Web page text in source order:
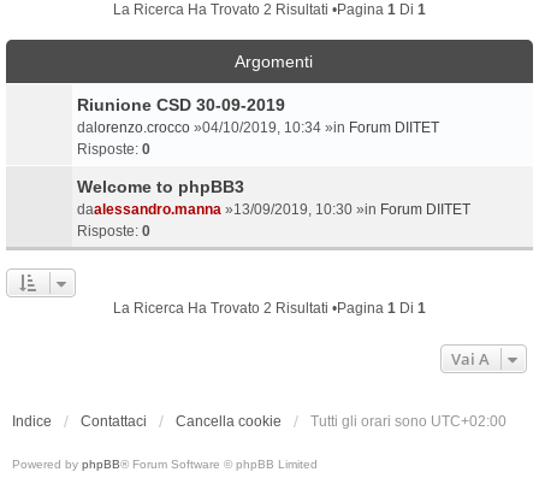
La Ricerca Ha Trovato 2 Risultati •Pagina 1 Di 1
Argomenti
Riunione CSD 30-09-2019
da lorenzo.crocco »04/10/2019, 10:34 »in Forum DIITET
Risposte: 0
Welcome to phpBB3
daalessandro.manna »13/09/2019, 10:30 »in Forum DIITET
Risposte: 0
La Ricerca Ha Trovato 2 Risultati •Pagina 1 Di 1
Vai A
Indice Contattaci Cancella cookie Tutti gli orari sono UTC+02:00
Powered by phpBB® Forum Software © phpBB Limited